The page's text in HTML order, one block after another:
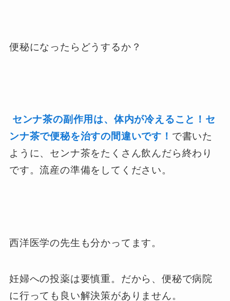
便秘になったらどうするか？
センナ茶の副作用は、体内が冷えること！セ
ンナ茶で便秘を治すの間違いです！ で書いた
ように、センナ茶をたくさん飲んだら終わり
です。流産の準備をしてください。
西洋医学の先生も分かってます。
妊婦への投薬は要慎重。だから、便秘で病院
に行っても良い解決策がありません。